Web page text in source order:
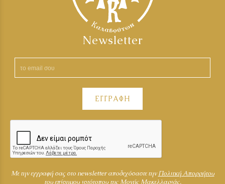
Newsletter
ΕΓΓΡΑΦΗ
Mε την εγγραφή σας στο newsletter αποδεχόσαστε τηνΠολιτκή Απορρήτου
του επίσημου ιστότοπου της Μονής Μακελλαριάς.